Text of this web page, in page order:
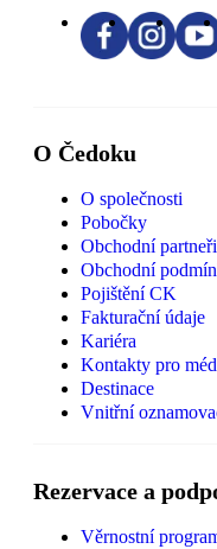
O Čedoku
O společnosti
Pobočky
Obchodní partneři
Obchodní
Pojištění CK
Fakturační údaje
Kariéra
Kontakty pro
Destinace
Vnitřní
Rezervace a
Věrnostní